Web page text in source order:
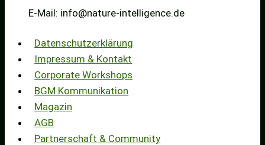
E-Mail: info@nature-intelligence.de
Datenschutzerklärung
Impressum & Kontakt
Corporate Workshops
BGM Kommunikation
Magazin
AGB
Partnerschaft & Community